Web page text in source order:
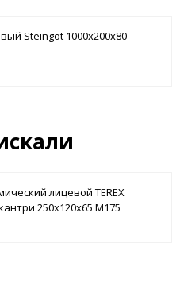
Steingot 1000х200х80
лицевой TEREX
250х120х65 М175